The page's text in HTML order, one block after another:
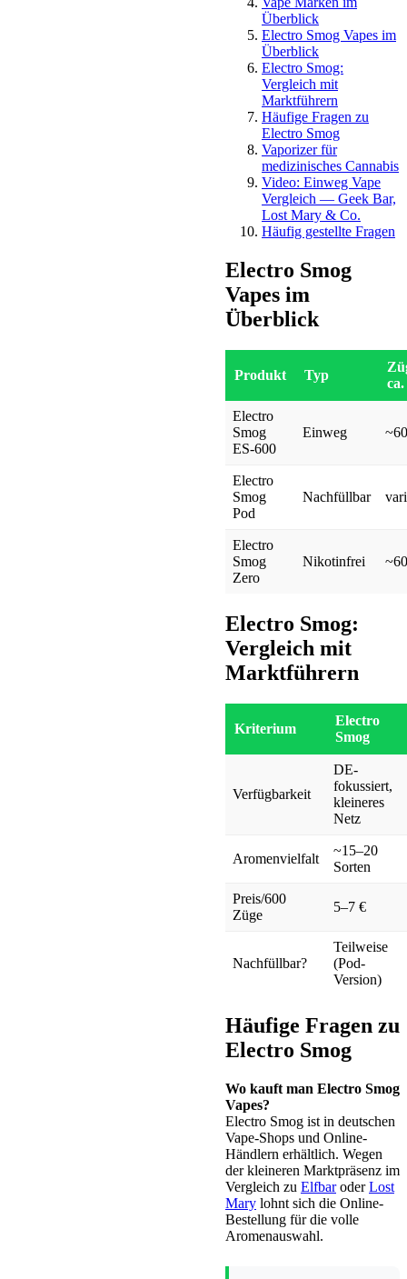
Überblick
Electro Smog Vapes im
Überblick
Electro Smog:
Vergleich mit
Marktführern
Häufige Fragen zu
Electro Smog
Vaporizer für
medizinisches Cannabis
Video: Einweg Vape
Vergleich — Geek Bar,
Lost Mary & Co.
Häufig gestellte Fragen
Electro Smog
Vapes im
Überblick
Produkt Typ
ca.
Electro
Smog
ES-600
Einweg
Electro
Smog
Pod
Nachfüllbar
Electro
Smog
Zero
Nikotinfrei
Electro Smog:
Vergleich mit
Marktführern
Kriterium
Electro
Smog
Verfügbarkeit
DE-
fokussiert,
kleineres
Netz
Aromenvielfalt
~15–20
Sorten
Preis/600
Züge
5–7 €
Nachfüllbar?
Teilweise
(Pod-
Version)
Häufige Fragen zu
Electro Smog
Wo kauft man Electro Smog
Vapes?
Electro Smog ist in deutschen
Vape-Shops und Online-
Händlern erhältlich. Wegen
der kleineren Marktpräsenz im
Vergleich zu ElfbaroderLost
Mary lohnt sich die Online-
Bestellung für die volle
Aromenauswahl.